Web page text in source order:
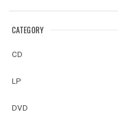
CATEGORY
CD
LP
DVD